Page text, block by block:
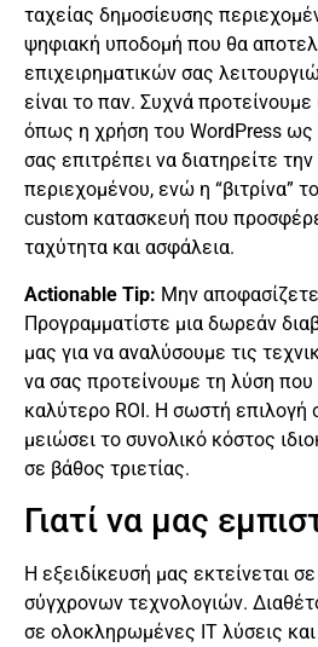
ταχείας δημοσίευσης
ψηφιακή υποδομή που θα
επιχειρηματικών σας
είναι το παν. Συχνά προτείνουμε
όπως η χρήση του WordPress ως
σας επιτρέπει να διατηρείτε
περιεχομένου, ενώ η “βιτρίνα”
custom κατασκευή που
ταχύτητα και ασφάλεια.
Actionable Tip: Μην
Προγραμματίστε μια δωρεάν
μας για να αναλύσουμε τις
να σας προτείνουμε τη λύση
καλύτερο ROI. Η σωστή επιλογή
μειώσει το συνολικό κόστος
σε βάθος τριετίας.
Γιατί να μας
Η εξειδίκευσή μας εκτείνεται
σύγχρονων τεχνολογιών.
σε ολοκληρωμένες IT λύσεις και